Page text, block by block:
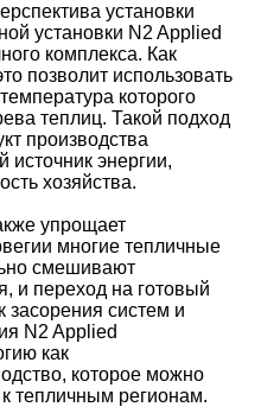
установки
установки N2 Applied
комплекса. Как
позволит использовать
которого
теплиц. Такой подход
производства
источник энергии,
хозяйства.
упрощает
многие тепличные
смешивают
и переход на готовый
засорения систем и
N2 Applied
как
которое можно
тепличным регионам.